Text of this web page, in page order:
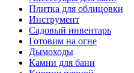
Плитка для облицовки
Инструмент
Садовый инвентарь
Готовим на огне
Дымоходы
Камни для бани